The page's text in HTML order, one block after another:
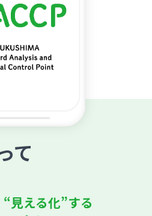
て
見える化”する